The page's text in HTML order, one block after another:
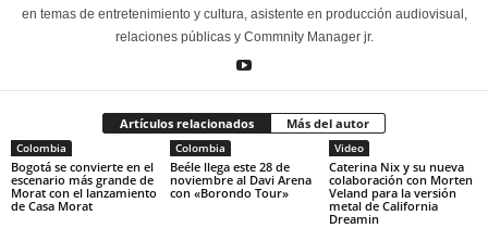
en temas de entretenimiento y cultura, asistente en producción audiovisual,
relaciones públicas y Commnity Manager jr.
Artículos relacionados Más del autor
Colombia
Bogotá se convierte en el
escenario más grande de
Morat con el lanzamiento
de Casa Morat
Colombia
Beéle llega este 28 de
noviembre al Davi Arena
con «Borondo Tour»
Video
Caterina Nix y su nueva
colaboración con Morten
Veland para la versión
metal de California
Dreamin